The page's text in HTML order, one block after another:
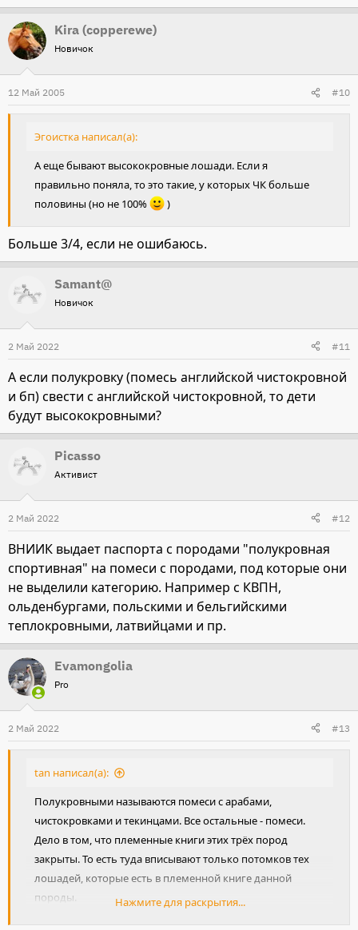
Kira (copperewe)
Новичок
12 Май 2005 #10
Эгоистка написал(а):
А еще бывают высококровные лошади. Если я
правильно поняла, то это такие, у которых ЧК больше
половины (но не 100%
)
Больше 3/4, если не ошибаюсь.
Samant@
Новичок
2 Май 2022 #11
А если полукровку (помесь английской чистокровной
и бп) свести с английской чистокровной, то дети
будут высококровными?
Picasso
Активист
2 Май 2022 #12
ВНИИК выдает паспорта с породами "полукровная
спортивная" на помеси с породами, под которые они
не выделили категорию. Например с КВПН,
ольденбургами, польскими и бельгийскими
теплокровными, латвийцами и пр.
Evamongolia
Pro
2 Май 2022 #13
tan написал(а):
Полукровными называются помеси с арабами,
чистокровками и текинцами. Все остальные - помеси.
Дело в том, что племенные книги этих трёх пород
закрыты. То есть туда вписывают только потомков тех
лошадей, которые есть в племенной книге данной
породы.
Нажмите для раскрытия...